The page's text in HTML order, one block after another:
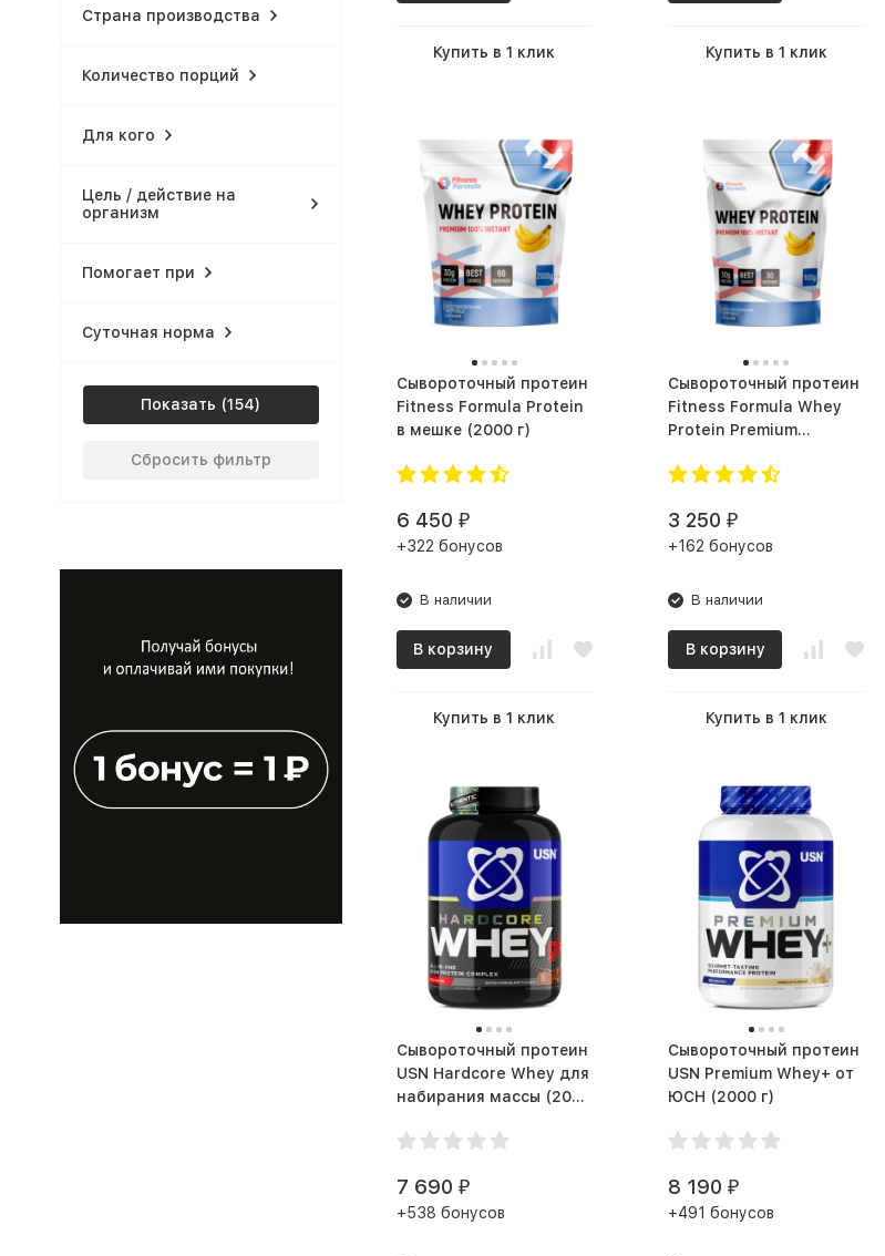
Купить в 1 клик Купить в 1 клик
Сывороточный протеин
Fitness Formula Protein
в мешке (2000 г)
6 450 ₽
+322 бонусов
В наличии
В корзину
Купить в 1 клик
Сывороточный протеин
Fitness Formula Whey
Protein Premium
3 250 ₽
+162 бонусов
В наличии
В корзину
Купить в 1 клик
Сывороточный протеин
USN Hardcore Whey для
набирания массы (2000
7 690 ₽
+538 бонусов
Сывороточный протеин
USN Premium Whey+ от
ЮСН (2000 г)
8 190 ₽
+491 бонусов
Арахисовое масло
Арбуз
Банан Персик
Банан-персик
Без вкуса
Белый Шоколад Клюква
Белый Шоколад Кокос
мускусной дыней
Белый шоколад-клюква
Белый шоколад-кокос
Бельгийский шоколад
Страна производства
Количество порций
Для кого
Цель / действие на
организм
Помогает при
Суточная норма
Показать
Сбросить фильтр